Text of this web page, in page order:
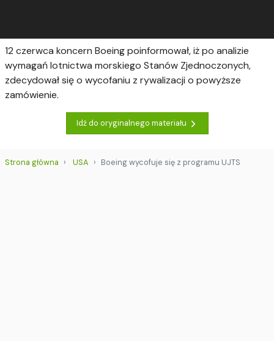
12 czerwca koncern Boeing poinformował, iż po analizie
wymagań lotnictwa morskiego Stanów Zjednoczonych,
zdecydował się o wycofaniu z rywalizacji o powyższe
zamówienie.
Idź do oryginalnego materiału
Strona główna USA Boeing wycofuje się z programu UJTS